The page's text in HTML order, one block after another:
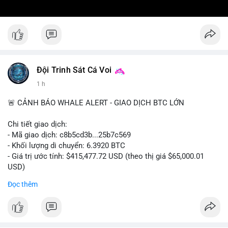
Đội Trinh Sát Cá Voi
1 h
🚨 CẢNH BÁO WHALE ALERT - GIAO DỊCH BTC LỚN
Chi tiết giao dịch:
- Mã giao dịch: c8b5cd3b...25b7c569
- Khối lượng di chuyển: 6.3920 BTC
- Giá trị ước tính: $415,477.72 USD (theo thị giá $65,000.01
USD)
nghìn USD được xác nhận trong mempool, mức chuyển động
Đọc thêm